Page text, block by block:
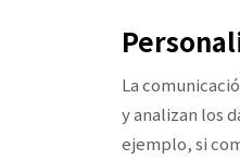
La
y analizan los
ejemplo, si